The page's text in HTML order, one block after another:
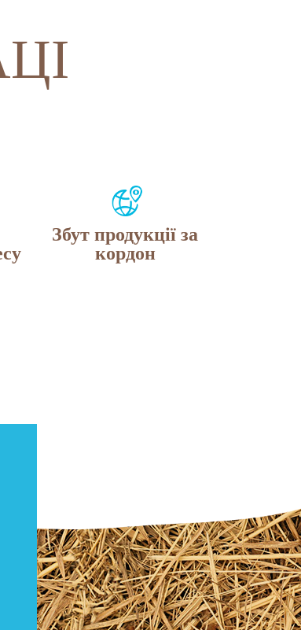
Збут продукції за
кордон